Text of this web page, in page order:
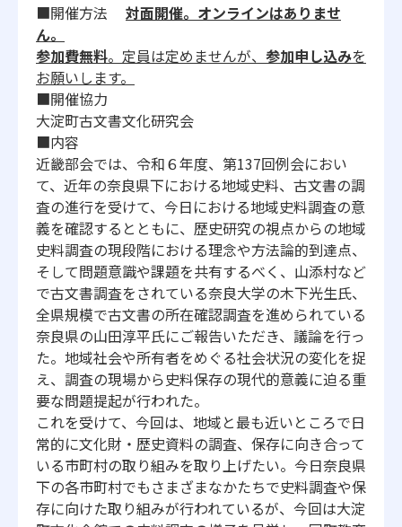
■開催方法
対面開催。オンラインはありませ
ん。
参加費無料。定員は定めませんが、 参加申し込みを
お願いします。
■開催協力
大淀町古文書文化研究会
■内容
近畿部会では、令和６年度、第137回例会におい
て、 近年の奈良県下における地域史料、古文書の調
査の進行を受けて、 今日における地域史料調査の意
義を確認するとともに、 歴史研究の視点からの地域
史料調査の現段階における理念や方法論的到達点、
そして問題意識や課題を共有するべく、 山添村など
で古文書調査をされている奈良大学の木下光生氏、
全県規模で古文書の所在確認調査を進められている
奈良県の山田淳平氏にご報告いただき、議論を行っ
た。 地域社会や所有者をめぐる社会状況の変化を捉
え、 調査の現場から史料保存の現代的意義に迫る重
要な問題提起が行われた。
これを受けて、今回は、地域と最も近いところで日
常的に文化財・ 歴史資料の調査、 保存に向き合って
いる市町村の取り組みを取り上げたい。 今日奈良県
下の各市町村でもさまざまなかたちで史料調査や保
存に向けた取り組みが行われているが、 今回は大淀